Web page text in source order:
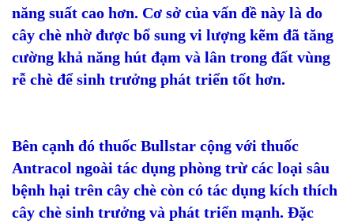
năng suất cao hơn. Cơ sở của vấn đề này là do
cây chè nhờ được bổ sung vi lượng kẽm đã tăng
cường khả năng hút đạm và lân trong đất vùng
rễ chè để sinh trưởng phát triển tốt hơn.
Bên cạnh đó thuốc Bullstar cộng với thuốc
Antracol ngoài tác dụng phòng trừ các loại sâu
bệnh hại trên cây chè còn có tác dụng kích thích
cây chè sinh trưởng và phát triển mạnh. Đặc